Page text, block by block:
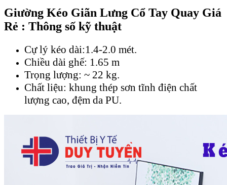
Giường Kéo Giãn Lưng Cổ Tay Quay Giá
Rẻ : Thông số kỹ thuật
Cự lý kéo dài:1.4-2.0 mét.
Chiều dài ghế: 1.65 m
Trọng lượng: ~ 22 kg.
Chất liệu: khung thép sơn tĩnh điện chất
lượng cao, đệm da PU.